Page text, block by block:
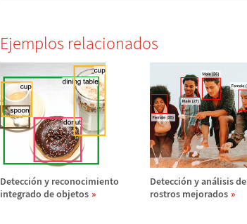
Ejemplos relacionados
Detección y reconocimiento
integrado de objetos
Detección y análisis de
rostros mejorados